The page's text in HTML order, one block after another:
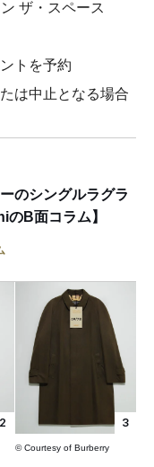
ザ・スペース
トを予約
は中止となる場合
のシングルラグラ
B面コラム】
2 3
© Courtesy of Burberry